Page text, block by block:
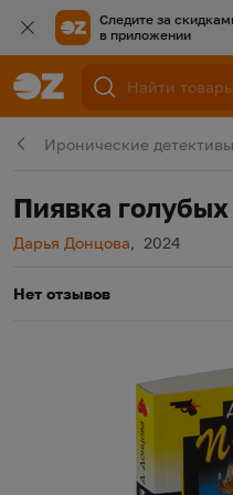
Следите за
в приложении
Иронические детективы
Пиявка
Автор
Дарья Донцова, Год издания
2024
Нет отзывов